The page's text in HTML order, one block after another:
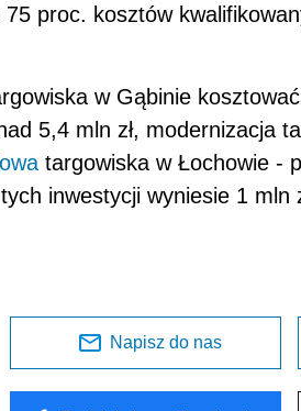
proc. kosztów
w Gąbinie
5,4 mln zł, modernizacja
targowiska w Łochowie -
inwestycji wyniesie 1 mln
Napisz do nas